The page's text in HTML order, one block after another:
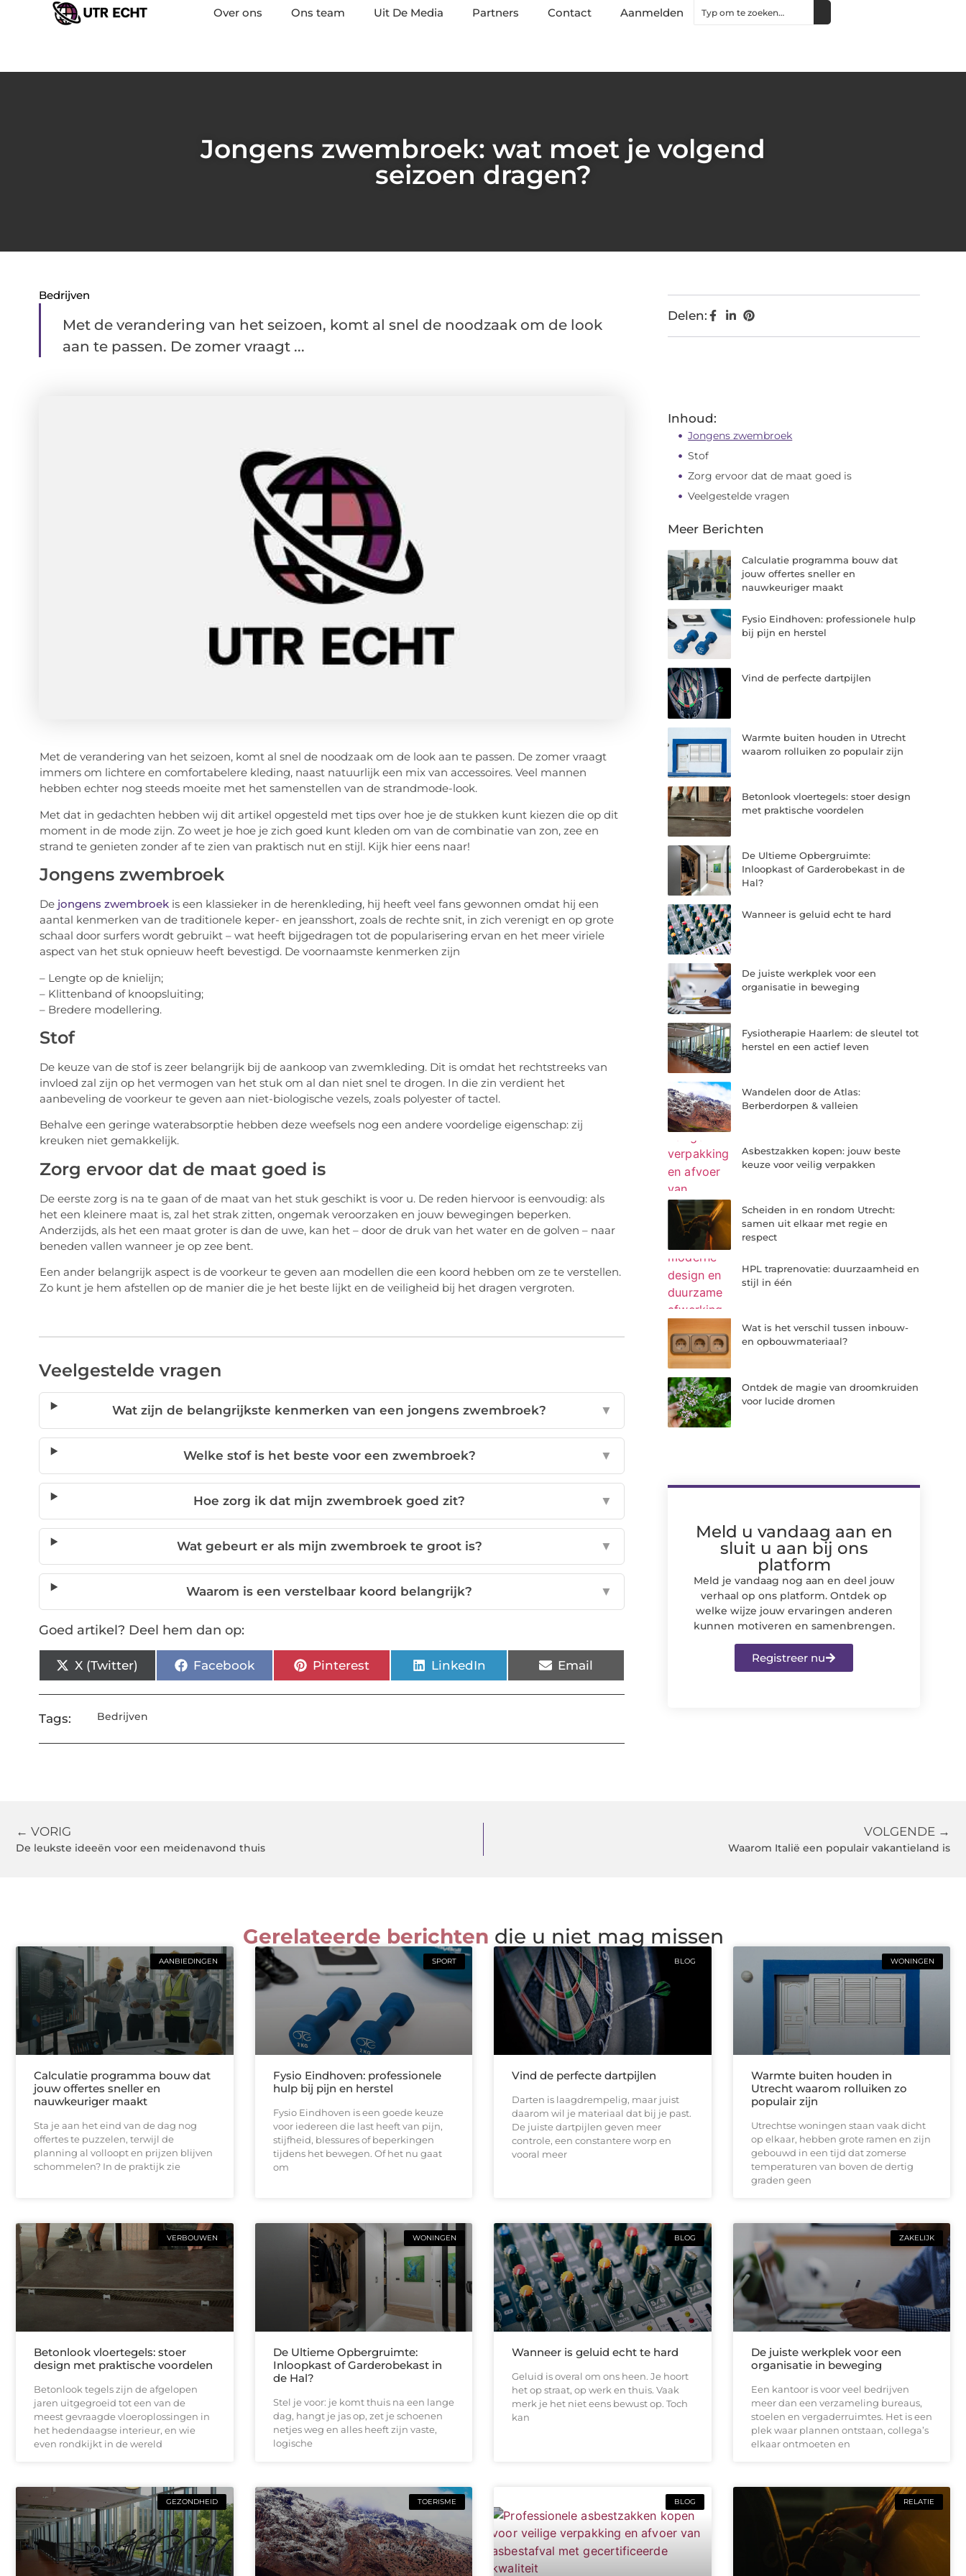
Over ons Ons team Uit De Media Partners Contact Aanmelden
Jongens zwembroek: wat moet je volgend
seizoen dragen?
Bedrijven
Met de verandering van het seizoen, komt al snel de noodzaak om de look
aan te passen. De zomer vraagt ...
Met de verandering van het seizoen, komt al snel de noodzaak om de look aan te passen. De zomer vraagt
immers om lichtere en comfortabelere kleding, naast natuurlijk een mix van accessoires. Veel mannen
hebben echter nog steeds moeite met het samenstellen van de strandmode-look.
Met dat in gedachten hebben wij dit artikel opgesteld met tips over hoe je de stukken kunt kiezen die op dit
moment in de mode zijn. Zo weet je hoe je zich goed kunt kleden om van de combinatie van zon, zee en
strand te genieten zonder af te zien van praktisch nut en stijl. Kijk hier eens naar!
Jongens zwembroek
De jongens zwembroekis een klassieker in de herenkleding, hij heeft veel fans gewonnen omdat hij een
aantal kenmerken van de traditionele keper- en jeansshort, zoals de rechte snit, in zich verenigt en op grote
schaal door surfers wordt gebruikt – wat heeft bijgedragen tot de popularisering ervan en het meer viriele
aspect van het stuk opnieuw heeft bevestigd. De voornaamste kenmerken zijn
– Lengte op de knielijn;
– Klittenband of knoopsluiting;
– Bredere modellering.
Stof
De keuze van de stof is zeer belangrijk bij de aankoop van zwemkleding. Dit is omdat het rechtstreeks van
invloed zal zijn op het vermogen van het stuk om al dan niet snel te drogen. In die zin verdient het
aanbeveling de voorkeur te geven aan niet-biologische vezels, zoals polyester of tactel.
Behalve een geringe waterabsorptie hebben deze weefsels nog een andere voordelige eigenschap: zij
kreuken niet gemakkelijk.
Zorg ervoor dat de maat goed is
De eerste zorg is na te gaan of de maat van het stuk geschikt is voor u. De reden hiervoor is eenvoudig: als
het een kleinere maat is, zal het strak zitten, ongemak veroorzaken en jouw bewegingen beperken.
Anderzijds, als het een maat groter is dan de uwe, kan het – door de druk van het water en de golven – naar
beneden vallen wanneer je op zee bent.
Een ander belangrijk aspect is de voorkeur te geven aan modellen die een koord hebben om ze te verstellen.
Zo kunt je hem afstellen op de manier die je het beste lijkt en de veiligheid bij het dragen vergroten.
Veelgestelde vragen
Wat zijn de belangrijkste kenmerken van een jongens zwembroek? ▼
Welke stof is het beste voor een zwembroek? ▼
Hoe zorg ik dat mijn zwembroek goed zit? ▼
Wat gebeurt er als mijn zwembroek te groot is? ▼
Waarom is een verstelbaar koord belangrijk? ▼
Goed artikel? Deel hem dan op:
X (Twitter) Facebook Pinterest LinkedIn Email
Tags: Bedrijven
Delen:
Inhoud:
Jongens zwembroek
Stof
Zorg ervoor dat de maat goed is
Veelgestelde vragen
Meer Berichten
Calculatie programma bouw dat
jouw offertes sneller en
nauwkeuriger maakt
Fysio Eindhoven: professionele hulp
bij pijn en herstel
Vind de perfecte dartpijlen
Warmte buiten houden in Utrecht
waarom rolluiken zo populair zijn
Betonlook vloertegels: stoer design
met praktische voordelen
De Ultieme Opbergruimte:
Inloopkast of Garderobekast in de
Hal?
Wanneer is geluid echt te hard
De juiste werkplek voor een
organisatie in beweging
Fysiotherapie Haarlem: de sleutel tot
herstel en een actief leven
Wandelen door de Atlas:
Berberdorpen & valleien
Asbestzakken kopen: jouw beste
keuze voor veilig verpakken
Scheiden in en rondom Utrecht:
samen uit elkaar met regie en
respect
HPL traprenovatie: duurzaamheid en
stijl in één
Wat is het verschil tussen inbouw-
en opbouwmateriaal?
Ontdek de magie van droomkruiden
voor lucide dromen
Meld u vandaag aan en
sluit u aan bij ons
platform
Meld je vandaag nog aan en deel jouw
verhaal op ons platform. Ontdek op
welke wijze jouw ervaringen anderen
kunnen motiveren en samenbrengen.
Registreer nu
← VORIG
De leukste ideeën voor een meidenavond thuis
VOLGENDE →
Waarom Italië een populair vakantieland is
Gerelateerde berichten die u niet mag missen
AANBIEDINGEN
Calculatie programma bouw dat
jouw offertes sneller en
nauwkeuriger maakt
Sta je aan het eind van de dag nog
offertes te puzzelen, terwijl de
planning al volloopt en prijzen blijven
schommelen? In de praktijk zie
SPORT
Fysio Eindhoven: professionele
hulp bij pijn en herstel
Fysio Eindhoven is een goede keuze
voor iedereen die last heeft van pijn,
stijfheid, blessures of beperkingen
tijdens het bewegen. Of het nu gaat
om
BLOG
Vind de perfecte dartpijlen
Darten is laagdrempelig, maar juist
daarom wil je materiaal dat bij je past.
De juiste dartpijlen geven meer
controle, een constantere worp en
vooral meer
WONINGEN
Warmte buiten houden in
Utrecht waarom rolluiken zo
populair zijn
Utrechtse woningen staan vaak dicht
op elkaar, hebben grote ramen en zijn
gebouwd in een tijd dat zomerse
temperaturen van boven de dertig
graden geen
VERBOUWEN
Betonlook vloertegels: stoer
design met praktische voordelen
Betonlook tegels zijn de afgelopen
jaren uitgegroeid tot een van de
meest gevraagde vloeroplossingen in
het hedendaagse interieur, en wie
even rondkijkt in de wereld
WONINGEN
De Ultieme Opbergruimte:
Inloopkast of Garderobekast in
de Hal?
Stel je voor: je komt thuis na een lange
dag, hangt je jas op, zet je schoenen
netjes weg en alles heeft zijn vaste,
logische
BLOG
Wanneer is geluid echt te hard
Geluid is overal om ons heen. Je hoort
het op straat, op werk en thuis. Vaak
merk je het niet eens bewust op. Toch
kan
ZAKELIJK
De juiste werkplek voor een
organisatie in beweging
Een kantoor is voor veel bedrijven
meer dan een verzameling bureaus,
stoelen en vergaderruimtes. Het is een
plek waar plannen ontstaan, collega’s
elkaar ontmoeten en
GEZONDHEID TOERISME BLOG RELATIE